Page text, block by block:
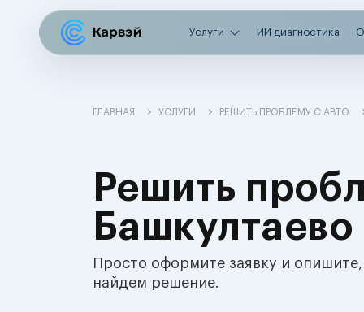
Услуги ИИ диагностика
ГЛАВНАЯ УСЛУГИ РЕШИТЬ ПРОБЛЕМУ С АВТО
Решить
Башкултаево
Просто оформите заявку и
найдем решение.